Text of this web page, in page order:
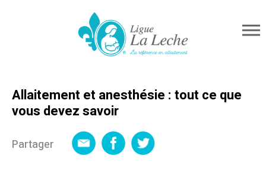
Allaitement et anesthésie : tout ce que
vous devez savoir
Partager